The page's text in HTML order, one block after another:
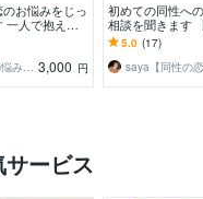
お悩みをじっ
一人で抱え込
添います
まりん｜恋愛の悩み聞きます 3,000 円
初めての同性へ
相談を聞きます
ト】誰にも言えな
と受け止めます
5.0 (17)
ービス